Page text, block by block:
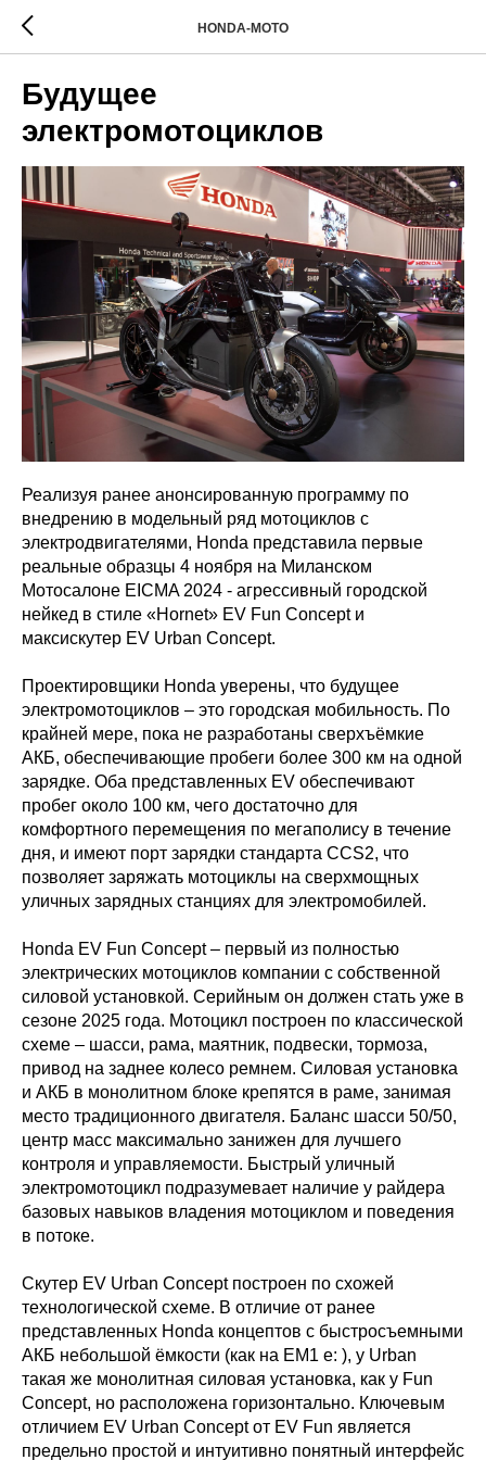
HONDA-MOTO
Будущее
электромотоциклов
Реализуя ранее анонсированную программу по
внедрению в модельный ряд мотоциклов с
электродвигателями, Honda представила первые
реальные образцы 4 ноября на Миланском
Мотосалоне EICMA 2024 - агрессивный городской
нейкед в стиле «Hornet» EV Fun Concept и
максискутер EV Urban Concept.
Проектировщики Honda уверены, что будущее
электромотоциклов – это городская мобильность. По
крайней мере, пока не разработаны сверхъёмкие
АКБ, обеспечивающие пробеги более 300 км на одной
зарядке. Оба представленных EV обеспечивают
пробег около 100 км, чего достаточно для
комфортного перемещения по мегаполису в течение
дня, и имеют порт зарядки стандарта CCS2, что
позволяет заряжать мотоциклы на сверхмощных
уличных зарядных станциях для электромобилей.
Honda EV Fun Concept – первый из полностью
электрических мотоциклов компании с собственной
силовой установкой. Серийным он должен стать уже в
сезоне 2025 года. Мотоцикл построен по классической
схеме – шасси, рама, маятник, подвески, тормоза,
привод на заднее колесо ремнем. Силовая установка
и АКБ в монолитном блоке крепятся в раме, занимая
место традиционного двигателя. Баланс шасси 50/50,
центр масс максимально занижен для лучшего
контроля и управляемости. Быстрый уличный
электромотоцикл подразумевает наличие у райдера
базовых навыков владения мотоциклом и поведения
в потоке.
Скутер EV Urban Concept построен по схожей
технологической схеме. В отличие от ранее
представленных Honda концептов с быстросъемными
АКБ небольшой ёмкости (как на EM1 e: ), у Urban
такая же монолитная силовая установка, как у Fun
Concept, но расположена горизонтально. Ключевым
отличием EV Urban Concept от EV Fun является
предельно простой и интуитивно понятный интерфейс